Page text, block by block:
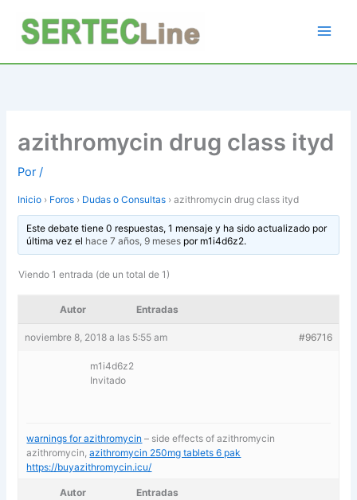
contenido
azithromycin drug class ityd
Por/
Inicio › Foros › Dudas o Consultas › azithromycin drug class ityd
Este debate tiene 0 respuestas, 1 mensaje y ha sido actualizado por
última vez el hace 7 años, 9 mesespor m1i4d6z2.
Viendo 1 entrada (de un total de 1)
Autor Entradas
noviembre 8, 2018 a las 5:55 am #96716
m1i4d6z2
Invitado
warnings for azithromycin – side effects of azithromycin
azithromycin,azithromycin 250mg tablets 6 pak
https://buyazithromycin.icu/
Autor Entradas